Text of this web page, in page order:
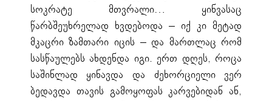
სოკრატე მთვრალი… ყინვასაც
წარბშეუხრელად ხვდებოდა – იქ კი მეტად
მკაცრი ზამთარი იცის – და მართლაც რომ
სასწაულებს ახდენდა იგი. ერთ დღეს, როცა
საშინლად ყინავდა და ძეხორციელი ვერ
ბედავდა თავის გამოყოფას კარვებიდან ან,